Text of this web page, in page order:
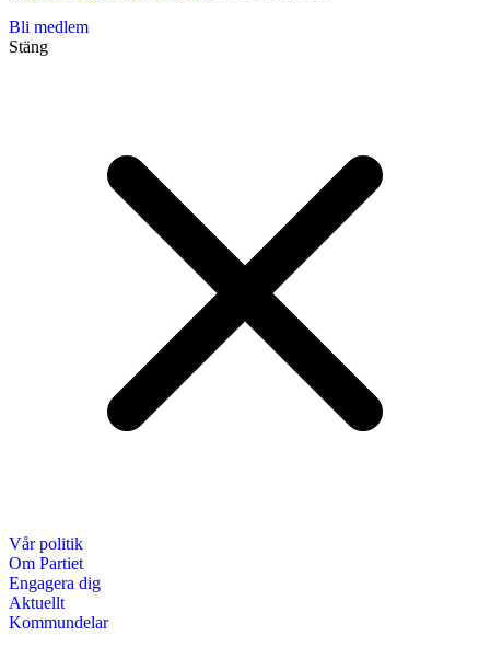
Bli medlem
Stäng
Vår politik
Om Partiet
Engagera dig
Aktuellt
Kommundelar